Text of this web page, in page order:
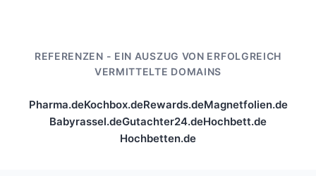
REFERENZEN - EIN AUSZUG VON ERFOLGREICH
VERMITTELTE DOMAINS
Pharma.deKochbox.deRewards.deMagnetfolien.de
Babyrassel.deGutachter24.deHochbett.de
Hochbetten.de